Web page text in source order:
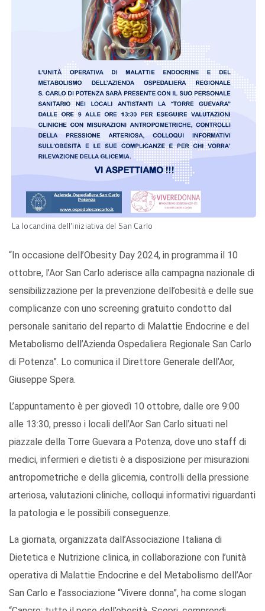
La locandina dell'iniziativa del San Carlo
“In occasione dell’Obesity Day 2024, in programma il 10
ottobre, l’Aor San Carlo aderisce alla campagna nazionale di
sensibilizzazione per la prevenzione dell’obesità e delle sue
complicanze con uno screening gratuito condotto dal
personale sanitario del reparto di Malattie Endocrine e del
Metabolismo dell’Azienda Ospedaliera Regionale San Carlo
di Potenza”. Lo comunica il Direttore Generale dell’Aor,
Giuseppe Spera.
L’appuntamento è per giovedì 10 ottobre, dalle ore 9:00
alle 13:30, presso i locali dell’Aor San Carlo situati nel
piazzale della Torre Guevara a Potenza, dove uno staff di
medici, infermieri e dietisti è a disposizione per misurazioni
antropometriche e della glicemia, controlli della pressione
arteriosa, valutazioni cliniche, colloqui informativi riguardanti
la patologia e le possibili conseguenze.
La giornata, organizzata dall’Associazione Italiana di
Dietetica e Nutrizione clinica, in collaborazione con l’unità
operativa di Malattie Endocrine e del Metabolismo dell’Aor
San Carlo e l’associazione “Vivere donna”, ha come slogan